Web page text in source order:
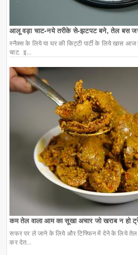
आलू वड़ा चाट-नये तरीके से-झटपट बने, तेल बस
स्नैक्स के लिये या घर की किट्टी पार्टी के लिये खास
चाट. इ...
कम तेल वाला आम का सूखा अचार जो खराब न हो
सफर पर ले जाने के लिये और टिफ्फिन में देने के लिये
कर देत...